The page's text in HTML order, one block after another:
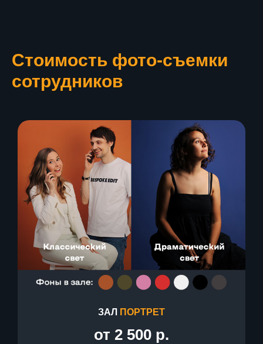
Стоимость фото-съемки
сотрудников
ЗАЛ ПОРТРЕТ
от 2 500 р.